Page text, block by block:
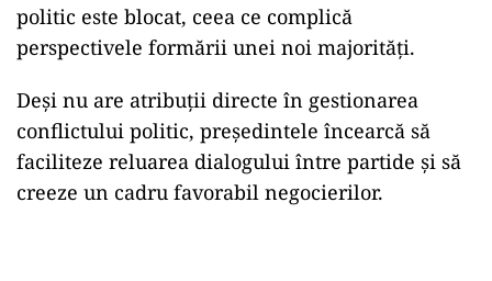
politic este blocat, ceea ce complică
perspectivele formării unei noi majorități.
Deși nu are atribuții directe în gestionarea
conflictului politic, președintele încearcă să
faciliteze reluarea dialogului între partide și să
creeze un cadru favorabil negocierilor.